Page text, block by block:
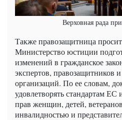
Верховная рада
Также правозащитница
Министерство юстиции
изменений в гражданское
экспертов, правозащитников
организаций. По ее словам,
удовлетворять стандартам ЕС
прав женщин, детей,
инвалидностью и